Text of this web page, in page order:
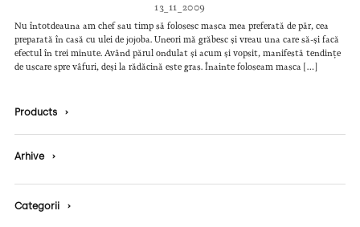
13_11_2009
Nu întotdeauna am chef sau timp să folosesc masca mea preferată de păr, cea
preparată în casă cu ulei de jojoba. Uneori mă grăbesc și vreau una care să-și facă
efectul în trei minute. Având părul ondulat și acum și vopsit, manifestă tendințe
de uscare spre vâfuri, deși la rădăcină este gras. Înainte foloseam masca […]
Products ›
Arhive ›
Categorii ›